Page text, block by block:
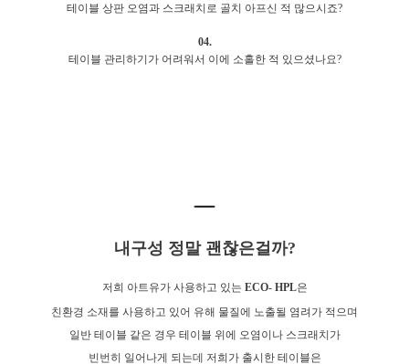
테이블 상판 오염과 스크래치로 골치 아프신 적 많으시죠?
04.
테이블 관리하기가 어려워서 이에 소홀한 적 있으셨나요?
내구성 정말 괜찮은걸까?
저희 아트유가 사용하고 있는 ECO- HPL은
친환경 소재를 사용하고 있어 유해 물질에 노출될 염려가 적으며
일반 테이블 같은 경우 테이블 위에 오염이나 스크래치가
빈번히 일어나게 되는데 저희가 출시한 테이블은